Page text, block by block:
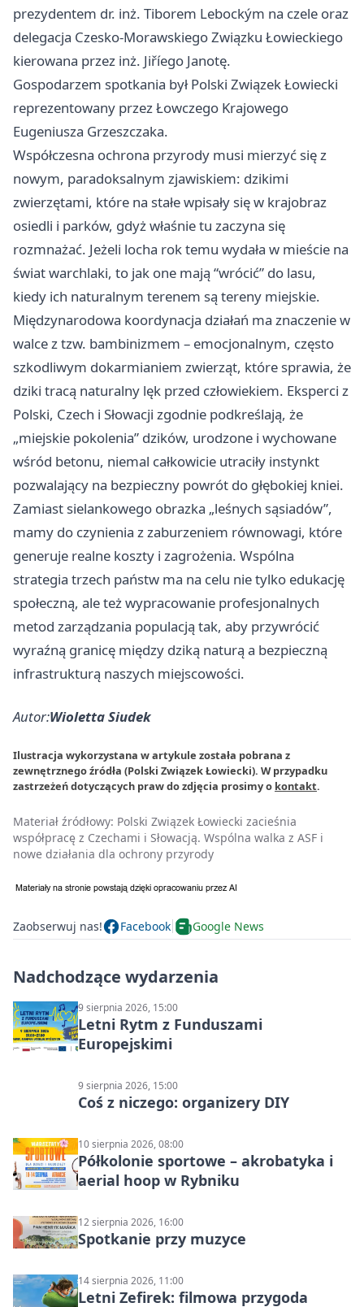
prezydentem dr. inż. Tiborem Lebockým na czele oraz
delegacja Czesko-Morawskiego Związku Łowieckiego
kierowana przez inż. Jiříego Janotę.
Gospodarzem spotkania był Polski Związek Łowiecki
reprezentowany przez Łowczego Krajowego
Eugeniusza Grzeszczaka.
Współczesna ochrona przyrody musi mierzyć się z
nowym, paradoksalnym zjawiskiem: dzikimi
zwierzętami, które na stałe wpisały się w krajobraz
osiedli i parków, gdyż właśnie tu zaczyna się
rozmnażać. Jeżeli locha rok temu wydała w mieście na
świat warchlaki, to jak one mają “wrócić” do lasu,
kiedy ich naturalnym terenem są tereny miejskie.
Międzynarodowa koordynacja działań ma znaczenie w
walce z tzw. bambinizmem – emocjonalnym, często
szkodliwym dokarmianiem zwierząt, które sprawia, że
dziki tracą naturalny lęk przed człowiekiem. Eksperci z
Polski, Czech i Słowacji zgodnie podkreślają, że
„miejskie pokolenia” dzików, urodzone i wychowane
wśród betonu, niemal całkowicie utraciły instynkt
pozwalający na bezpieczny powrót do głębokiej kniei.
Zamiast sielankowego obrazka „leśnych sąsiadów”,
mamy do czynienia z zaburzeniem równowagi, które
generuje realne koszty i zagrożenia. Wspólna
strategia trzech państw ma na celu nie tylko edukację
społeczną, ale też wypracowanie profesjonalnych
metod zarządzania populacją tak, aby przywrócić
wyraźną granicę między dziką naturą a bezpieczną
infrastrukturą naszych miejscowości.
Autor:Wioletta Siudek
Ilustracja wykorzystana w artykule została pobrana z
zewnętrznego źródła (Polski Związek Łowiecki). W przypadku
zastrzeżeń dotyczących praw do zdjęcia prosimy o kontakt.
Materiał źródłowy: Polski Związek Łowiecki zacieśnia
współpracę z Czechami i Słowacją. Wspólna walka z ASF i
nowe działania dla ochrony przyrody
Zaobserwuj nas! Facebook Google News
Nadchodzące wydarzenia
9 sierpnia 2026, 15:00
Letni Rytm z Funduszami
Europejskimi
9 sierpnia 2026, 15:00
Coś z niczego: organizery DIY
10 sierpnia 2026, 08:00
Półkolonie sportowe – akrobatyka i
aerial hoop w Rybniku
12 sierpnia 2026, 16:00
Spotkanie przy muzyce
14 sierpnia 2026, 11:00
Letni Zefirek: filmowa przygoda